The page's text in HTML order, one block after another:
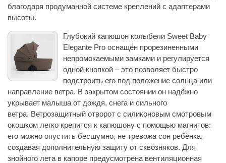
благодаря продуманной системе креплений с адаптерами
высоты.
Глубокий капюшон колыбели Sweet Baby
Elegante Pro оснащён прорезиненными
непромокаемыми замками и регулируется
одной кнопкой – это позволяет быстро
подстроить его под положение солнца или
направление ветра. В закрытом состоянии он надёжно
укрывает малыша от дождя, снега и сильного
ветра. Ветрозащитный отворот с силиконовым смотровым
окошком легко крепится к капюшону с помощью магнитов:
его можно опустить бесшумно, не тревожа сон ребёнка,
создавая дополнительную защиту от сквозняков. Для
знойного лета в капоре предусмотрена вентиляционная